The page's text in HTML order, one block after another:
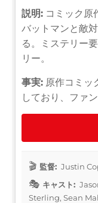
説明: コミック原
バットマンと敵
る。ミステリー
リー。
事実: 原作コミッ
しており、ファ
監督: Justin
キャスト:
Sterling, Sean